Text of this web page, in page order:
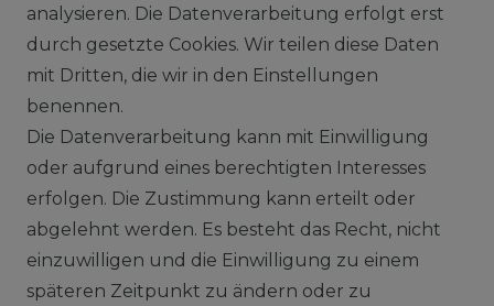
0212 520-82 100
info@vapor-handel.de
Montag - Freitag, 09:00 - 16:00
RECHTLICHES
AGB
WIDERRUFSRECHT
analysieren. Die Datenverarbeitung erfolgt erst
durch gesetzte Cookies. Wir teilen diese Daten
mit Dritten, die wir in den Einstellungen
benennen.
Die Datenverarbeitung kann mit Einwilligung
oder aufgrund eines berechtigten Interesses
erfolgen. Die Zustimmung kann erteilt oder
abgelehnt werden. Es besteht das Recht, nicht
einzuwilligen und die Einwilligung zu einem
späteren Zeitpunkt zu ändern oder zu